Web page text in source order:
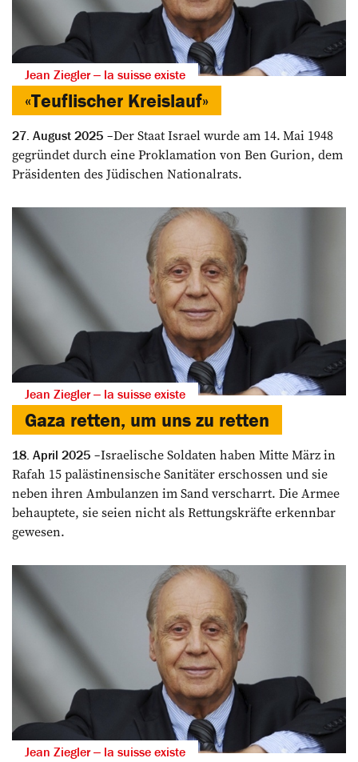
Jean Ziegler ‒ la suisse existe
«Teuflischer Kreislauf»
27. August 2025
Der Staat Israel wurde am 14. Mai 1948
gegründet durch eine Proklamation von Ben Gurion, dem
Präsidenten des Jüdischen Nationalrats.
Jean Ziegler ‒ la suisse existe
Gaza retten, um uns zu retten
18. April 2025
Israelische Soldaten haben Mitte März in
Rafah 15 palästinensische Sanitäter erschossen und sie
neben ihren Ambulanzen im Sand verscharrt. Die Armee
behauptete, sie seien nicht als Rettungskräfte erkennbar
gewesen.
Jean Ziegler ‒ la suisse existe